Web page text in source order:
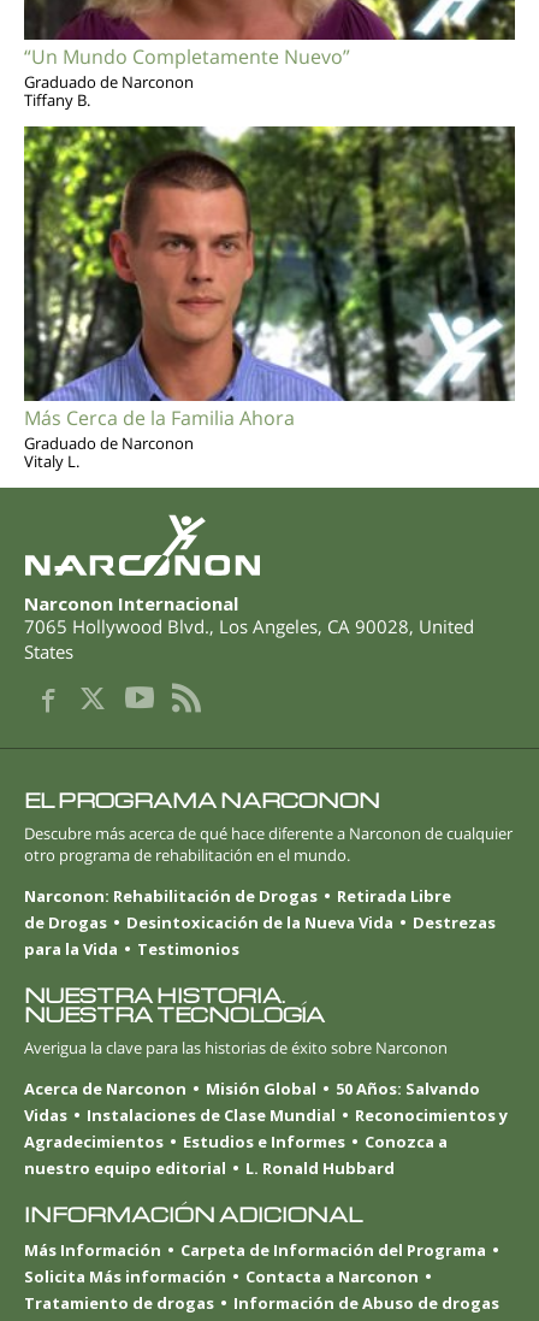
“Un Mundo Completamente Nuevo”
Graduado de Narconon
Tiffany B.
Más Cerca de la Familia Ahora
Graduado de Narconon
Vitaly L.
Narconon Internacional
7065 Hollywood Blvd., Los Angeles, CA 90028, United
States
EL PROGRAMA NARCONON
Descubre más acerca de qué hace diferente a Narconon de cualquier
otro programa de rehabilitación en el mundo.
Narconon: Rehabilitación de Drogas
Retirada Libre
de Drogas
Desintoxicación de la Nueva Vida
Destrezas
para la Vida
Testimonios
NUESTRA HISTORIA.
NUESTRA TECNOLOGÍA
Averigua la clave para las historias de éxito sobre Narconon
Acerca de Narconon
Misión Global
50 Años: Salvando
Vidas
Instalaciones de Clase Mundial
Reconocimientos y
Agradecimientos
Estudios e Informes
Conozca a
nuestro equipo editorial
L. Ronald Hubbard
INFORMACIÓN ADICIONAL
Más Información
Carpeta de Información del Programa
Solicita Más información
Contacta a Narconon
Tratamiento de drogas
Información de Abuso de drogas